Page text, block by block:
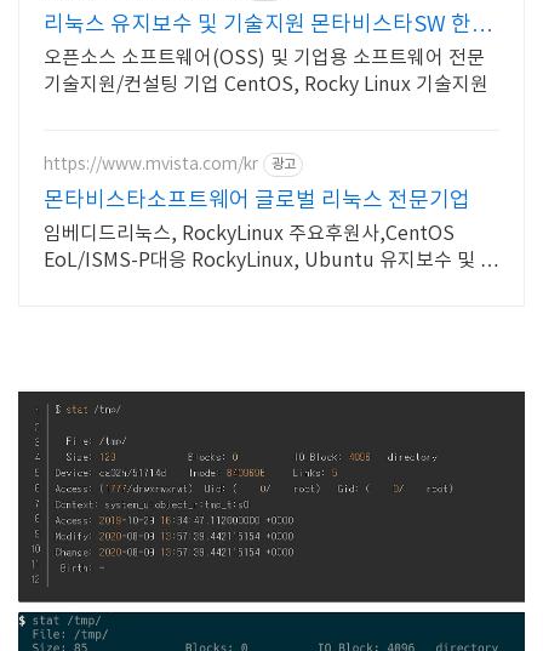
리눅스 유지보수 및 기술지원 몬타비스타SW 한국
대리점
오픈소스 소프트웨어(OSS) 및 기업용 소프트웨어 전문
기술지원/컨설팅 기업 CentOS, Rocky Linux 기술지원
https://www.mvista.com/kr 광고
몬타비스타소프트웨어 글로벌 리눅스 전문기업
임베디드리눅스, RockyLinux 주요후원사,CentOS
EoL/ISMS-P대응 RockyLinux, Ubuntu 유지보수 및 기